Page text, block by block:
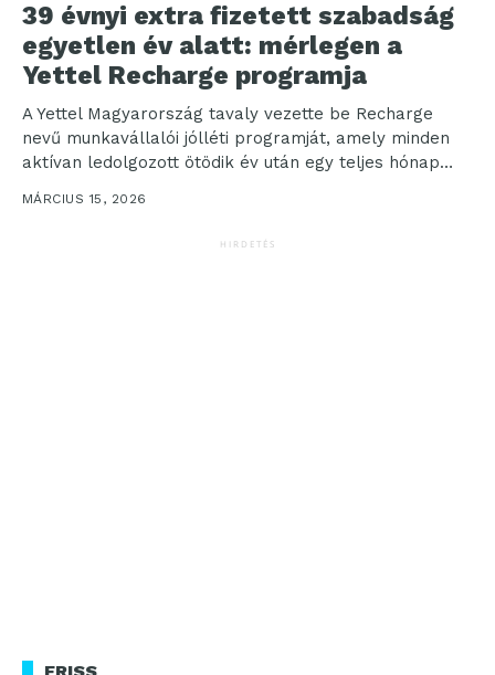
39 évnyi extra fizetett szabadság
egyetlen év alatt: mérlegen a
Yettel Recharge programja
A Yettel Magyarország tavaly vezette be Recharge
nevű munkavállalói jólléti programját, amely minden
aktívan ledolgozott ötödik év után egy teljes hónap
fizetett szabadságot...
MÁRCIUS 15, 2026
HIRDETÉS